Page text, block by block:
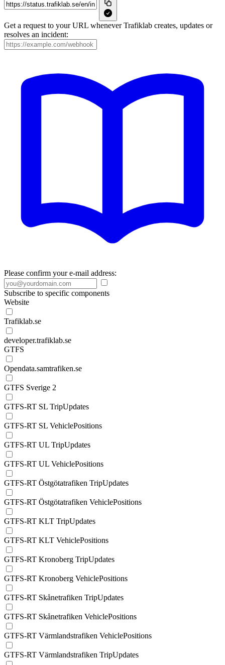
Get a request to your URL whenever Trafiklab creates, updates or
resolves an incident:
Please confirm your e-mail address:
Subscribe to specific components
Website
Trafiklab.se
developer.trafiklab.se
GTFS
Opendata.samtrafiken.se
GTFS Sverige 2
GTFS-RT SL TripUpdates
GTFS-RT SL VehiclePositions
GTFS-RT UL TripUpdates
GTFS-RT UL VehiclePositions
GTFS-RT Östgötatrafiken TripUpdates
GTFS-RT Östgötatrafiken VehiclePositions
GTFS-RT KLT TripUpdates
GTFS-RT KLT VehiclePositions
GTFS-RT Kronoberg TripUpdates
GTFS-RT Kronoberg VehiclePositions
GTFS-RT Skånetrafiken TripUpdates
GTFS-RT Skånetrafiken VehiclePositions
GTFS-RT Värmlandstrafiken VehiclePositions
GTFS-RT Värmlandstrafiken TripUpdates